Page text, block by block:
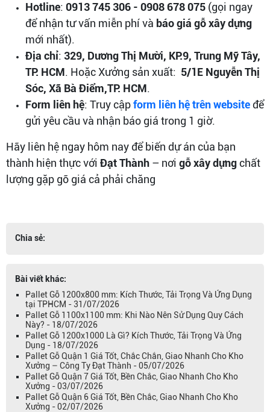
Hotline: 0913 745 306 - 0908 678 075 (gọi ngay
để nhận tư vấn miễn phí và báo giá gỗ xây dựng
mới nhất).
Địa chỉ: 329, Dương Thị Mười, KP.9, Trung Mỹ Tây,
TP. HCM. Hoặc Xưởng sản xuất: 5/1E Nguyễn Thị
Sóc, Xã Bà Điểm,TP. HCM.
Form liên hệ: Truy cậpform liên hệ trên websiteđể
gửi yêu cầu và nhận báo giá trong 1 giờ.
Hãy liên hệ ngay hôm nay để biến dự án của bạn
thành hiện thực với Đạt Thành – nơi gỗ xây dựngchất
lượng gặp gỡ giá cả phải chăng
Chia sẻ:
Bài viết khác:
Pallet Gỗ 1200x800 mm: Kích Thước, Tải Trọng Và Ứng Dụng
tại TPHCM - 31/07/2026
Pallet Gỗ 1100x1100 mm: Khi Nào Nên Sử Dụng Quy Cách
Này? - 18/07/2026
Pallet Gỗ 1200x1000 Là Gì? Kích Thước, Tải Trọng Và Ứng
Dụng - 18/07/2026
Pallet Gỗ Quận 1 Giá Tốt, Chắc Chắn, Giao Nhanh Cho Kho
Xưởng – Công Ty Đạt Thành - 05/07/2026
Pallet Gỗ Quận 7 Giá Tốt, Bền Chắc, Giao Nhanh Cho Kho
Xưởng - 03/07/2026
Pallet Gỗ Quận 6 Giá Tốt, Bền Chắc, Giao Nhanh Cho Kho
Xưởng - 02/07/2026